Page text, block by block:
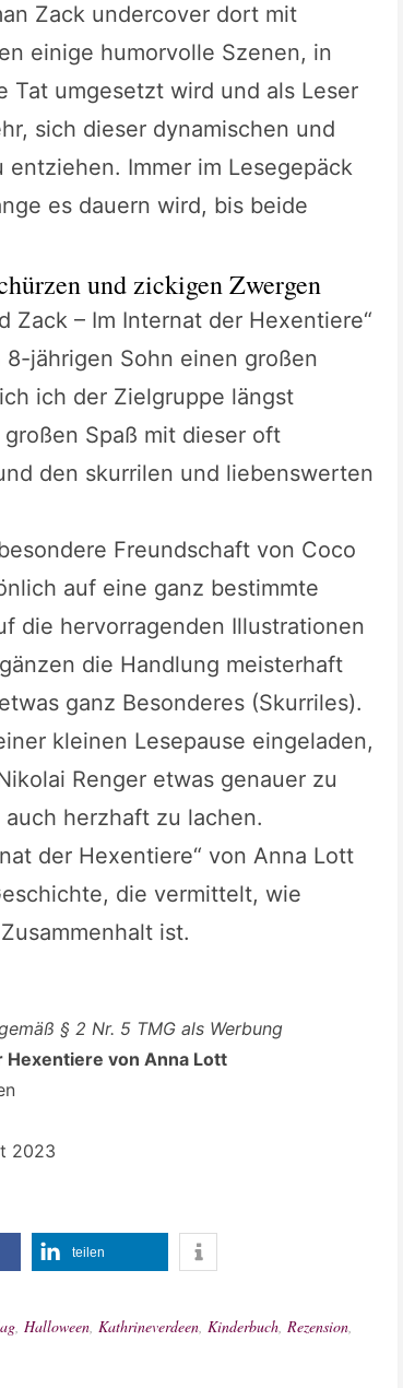
Zack undercover dort mit
einige humorvolle Szenen, in
Tat umgesetzt wird und als Leser
sich dieser dynamischen und
Immer im Lesegepäck
es dauern wird, bis beide
und zickigen Zwergen
Zack – Im Internat der Hexentiere“
jährigen Sohn einen großen
ich der Zielgruppe längst
Spaß mit dieser oft
den skurrilen und liebenswerten
Freundschaft von Coco
auf eine ganz bestimmte
die hervorragenden Illustrationen
die Handlung meisterhaft
ganz Besonderes (Skurriles).
kleinen Lesepause eingeladen,
Renger etwas genauer zu
herzhaft zu lachen.
der Hexentiere“ von Anna Lott
die vermittelt, wie
ist.
§ 2 Nr. 5 TMG als Werbung
Hexentiere von Anna Lott
2023
teilen
, Halloween, Kathrineverdeen, Kinderbuch, Rezension,